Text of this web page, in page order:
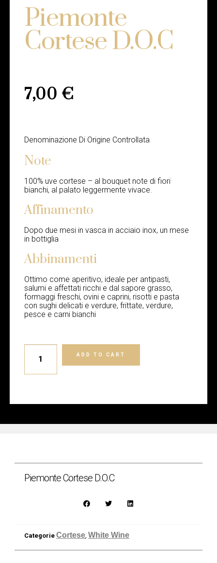
Piemonte
Cortese D.O.C
7,00 €
Denominazione Di Origine Controllata
Note
100% uve cortese – al bouquet note di fiori
bianchi, al palato leggermente vivace.
Affinamento
Dopo due mesi in vasca in acciaio inox, un mese
in bottiglia
Abbinamenti
Ottimo come aperitivo, ideale per antipasti,
salumi e affettati ricchi e dal sapore grasso,
formaggi freschi, ovini e caprini, risotti e pasta
con sughi delicati e verdure, frittate, verdure,
pesce e carni bianchi
ADD TO CART
Piemonte Cortese D.O.C
Categorie Cortese, White Wine